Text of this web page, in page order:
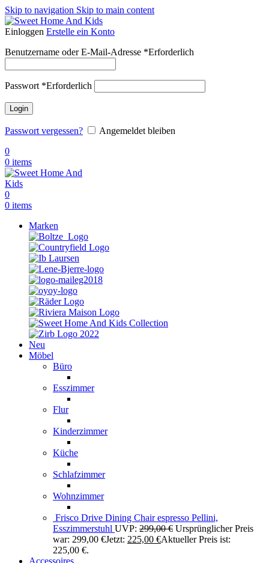
Skip to navigation Skip to main content
Einloggen Erstelle ein Konto
Benutzername oder E-Mail-Adresse *Erforderlich
Passwort *Erforderlich
Login
Passwort vergessen?
Angemeldet bleiben
0
0 items
0
0 items
Marken
Neu
Möbel
Büro
Esszimmer
Flur
Kinderzimmer
Küche
Schlafzimmer
Wohnzimmer
Frisco Drive Dining Chair espresso Pellini,
Esszimmerstuhl UVP: 299,00€ Ursprünglicher Preis
war: 299,00 €Jetzt: 225,00 €Aktueller Preis ist:
225,00 €.
Accessoires